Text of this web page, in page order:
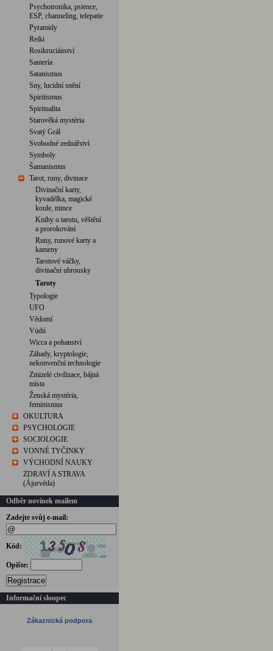
Psychotronika, psience,
ESP, channeling, telepatie
Pyramidy
Reiki
Rosikruciánství
Santería
Satanismus
Sny, lucidní snění
Spiritismus
Spiritualita
Starověká mystéria
Svatý Grál
Svobodné zednářství
Symboly
Šamanismus
Tarot, runy, divinace
Divinační karty,
kyvadélka, magické
koule, mince
Knihy o tarotu, věštění
a prorokování
Runy, runové karty a
kameny
Tarotové váčky,
divinační ubrousky
Taroty
Typologie
UFO
Vědomí
Vúdú
Wicca a pohanství
Záhady, kryptologie,
nekonvenční technologie
Zmizelé civilizace, bájná
místa
Ženská mystéria,
feminismus
OKULTURA
PSYCHOLOGIE
SOCIOLOGIE
VONNÉ TYČINKY
VÝCHODNÍ NAUKY
ZDRAVÍ A STRAVA
(Ájurvéda)
Odběr novinek mailem
Zadejte svůj e-mail:
Kód:
Opište:
Registrace
Informační sloupec
Zákaznická podpora